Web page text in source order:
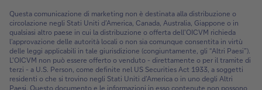
Questa comunicazione di marketing non è destinata alla distribuzione o
circolazione negli Stati Uniti d’America, Canada, Australia, Giappone o in
qualsiasi altro paese in cui la distribuzione o offerta dell'OICVM richieda
l’approvazione delle autorità locali o non sia comunque consentita in virtù
delle leggi applicabili in tale giurisdizione (congiuntamente, gli “Altri Paesi”).
L'OICVM non può essere offerto o venduto - direttamente o per il tramite di
terzi - a U.S. Person, come definite nel US Securities Act 1933, a soggetti
residenti o che si trovino negli Stati Uniti d’America o in uno degli Altri
Paesi. Questo documento e le informazioni in esso contenute non possono